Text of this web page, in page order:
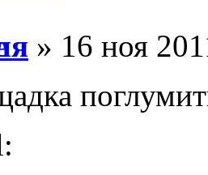
» 16 ноя